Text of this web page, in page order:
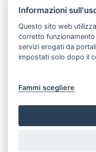
Informazioni
Questo sito web
corretto
servizi erogati da
impostati solo dopo il
Fammi scegliere